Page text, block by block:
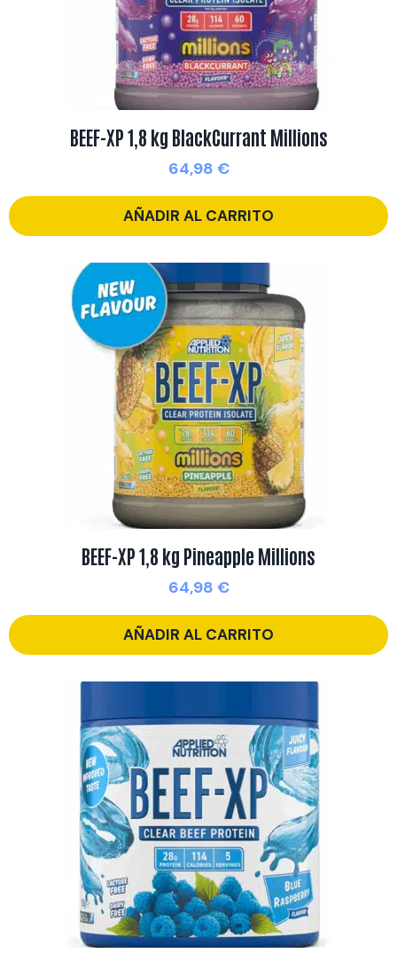
BEEF-XP 1,8 kg BlackCurrant Millions
64,98 €
AÑADIR AL CARRITO
BEEF-XP 1,8 kg Pineapple Millions
64,98 €
AÑADIR AL CARRITO